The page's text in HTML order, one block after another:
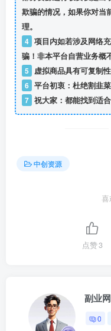
欺骗的情况，如果你对当
理。
4 项目内如若涉及网络
骗！非本平台自营业务概
5
虚拟商品具有可复制
6 平台初衷：杜绝割韭
7 祝大家：都能找到适
中创资源
喜
点赞3
副业网
0